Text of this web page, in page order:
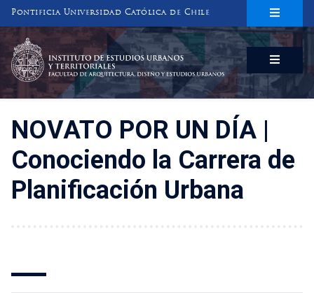
Pontificia Universidad Católica de Chile
INSTITUTO DE ESTUDIOS URBANOS
Y TERRITORIALES
FACULTAD DE ARQUITECTURA, DISEÑO Y ESTUDIOS URBANOS
NOVATO POR UN DÍA |
Conociendo la Carrera de
Planificación Urbana